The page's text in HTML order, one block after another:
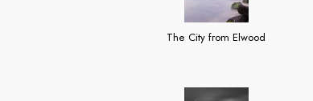
The City from Elwood